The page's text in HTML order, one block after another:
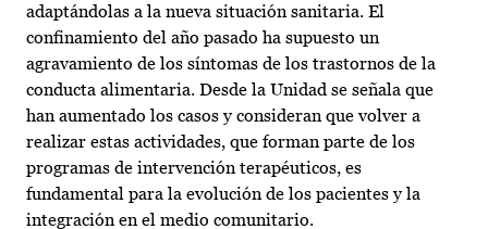
adaptándolas a la nueva situación sanitaria. El
confinamiento del año pasado ha supuesto un
agravamiento de los síntomas de los trastornos de la
conducta alimentaria. Desde la Unidad se señala que
han aumentado los casos y consideran que volver a
realizar estas actividades, que forman parte de los
programas de intervención terapéuticos, es
fundamental para la evolución de los pacientes y la
integración en el medio comunitario.